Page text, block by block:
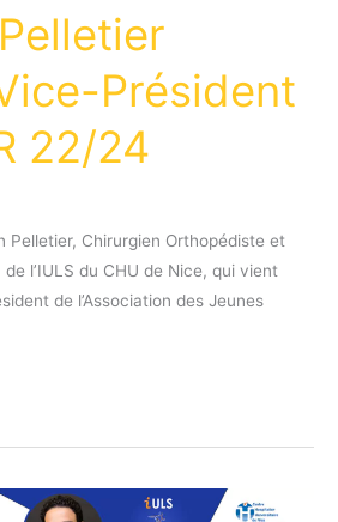
Président
22/24
Pelletier, Chirurgien Orthopédiste et
l’IULS du CHU de Nice, qui vient
de l’Association des Jeunes